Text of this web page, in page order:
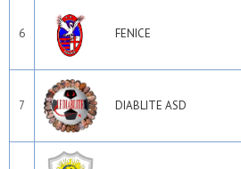
6 FENICE
7 DIABLITE ASD